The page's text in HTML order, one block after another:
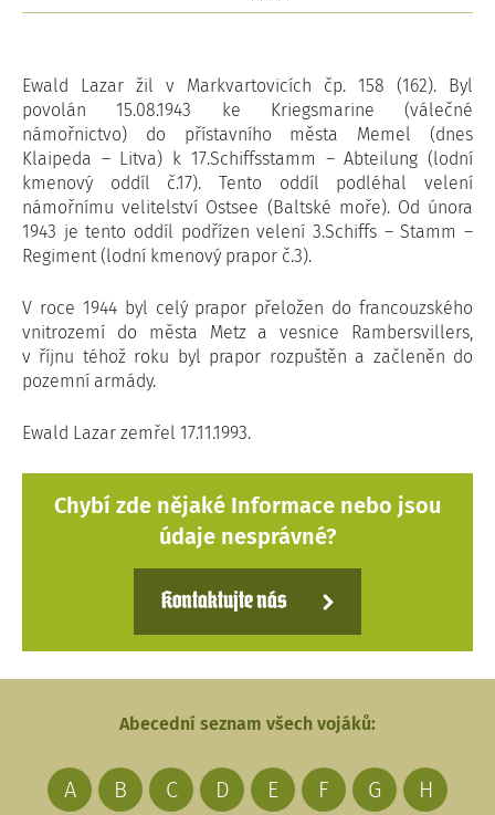
Ewald Lazar žil v Markvartovicích čp. 158 (162). Byl
povolán 15.08.1943 ke Kriegsmarine (válečné
námořnictvo) do přístavního města Memel (dnes
Klaipeda – Litva) k 17.Schiffsstamm – Abteilung (lodní
kmenový oddíl č.17). Tento oddíl podléhal velení
námořnímu velitelství Ostsee (Baltské moře). Od února
1943 je tento oddíl podřízen velení 3.Schiffs – Stamm –
Regiment (lodní kmenový prapor č.3).
V roce 1944 byl celý prapor přeložen do francouzského
vnitrozemí do města Metz a vesnice Rambersvillers,
v říjnu téhož roku byl prapor rozpuštěn a začleněn do
pozemní armády.
Ewald Lazar zemřel 17.11.1993.
Chybí zde nějaké Informace nebo jsou
údaje nesprávné?
Kontaktujte nás
Abecední seznam všech vojáků:
A B C D E F G
H